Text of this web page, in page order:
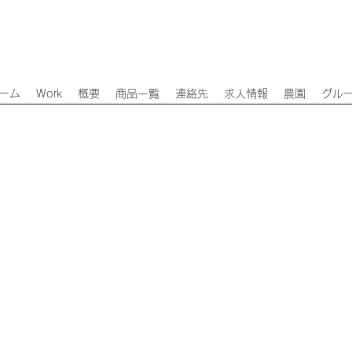
ム Work 概要 商品一覧 連絡先 求人情報 農園 グル